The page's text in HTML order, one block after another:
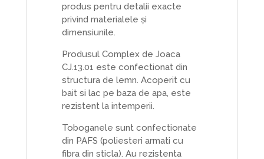
produs pentru detalii exacte
privind materialele și
dimensiunile.
Produsul Complex de Joaca
CJ.13.01 este confectionat din
structura de lemn. Acoperit cu
bait si lac pe baza de apa, este
rezistent la intemperii.
Toboganele sunt confectionate
din PAFS (poliesteri armati cu
fibra din sticla). Au rezistenta